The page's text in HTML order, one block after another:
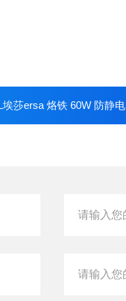
莎ersa 烙铁 60W 防静电